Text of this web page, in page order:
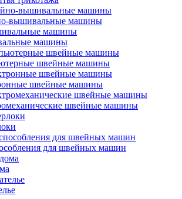
вышивальные машины
машины
швейные машины
швейные машины
швейные машины
для швейных машин